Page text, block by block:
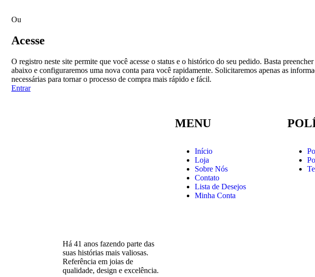
Ou
Acesse
O registro neste site permite que você acesse o status e o histórico do seu pedido. Basta
abaixo e configuraremos uma nova conta para você rapidamente. Solicitaremos apenas as
necessárias para tornar o processo de compra mais rápido e fácil.
Entrar
Há 41 anos fazendo parte das
suas histórias mais valiosas.
Referência em joias de
qualidade, design e excelência.
MENU
Início
Loja
Sobre Nós
Contato
Lista de Desejos
Minha Conta